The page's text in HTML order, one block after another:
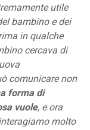
utile
bambino e dei
in qualche
cercava di
comunicare non
forma di
vuole, e ora
molto